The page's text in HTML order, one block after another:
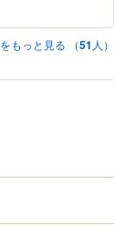
をもっと見る （51 人）